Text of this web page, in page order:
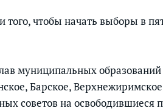
того, чтобы начать выборы в
муниципальных
Барское,
советов на освободившиеся